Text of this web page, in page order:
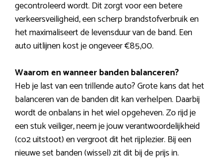
gecontroleerd wordt. Dit zorgt voor een betere
verkeersveiligheid, een scherp brandstofverbruik en
het maximaliseert de levensduur van de band. Een
auto uitlijnen kost je ongeveer €85,00.
Waarom en wanneer banden balanceren?
Heb je last van een trillende auto? Grote kans dat het
balanceren van de banden dit kan verhelpen. Daarbij
wordt de onbalans in het wiel opgeheven. Zo rijd je
een stuk veiliger, neem je jouw verantwoordelijkheid
(co2 uitstoot) en vergroot dit het rijplezier. Bij een
nieuwe set banden (wissel) zit dit bij de prijs in.